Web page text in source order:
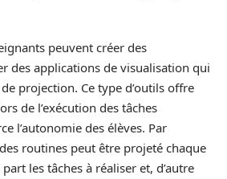
peuvent créer des
des applications de visualisation qui
de projection. Ce type d’outils offre
de l’exécution des tâches
l’autonomie des élèves. Par
routines peut être projeté chaque
les tâches à réaliser et, d’autre